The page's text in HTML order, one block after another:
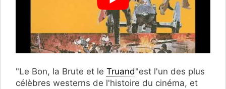
"Le Bon, la Brute et le Truand"est l'un des plus
célèbres westerns de l'histoire du cinéma, et